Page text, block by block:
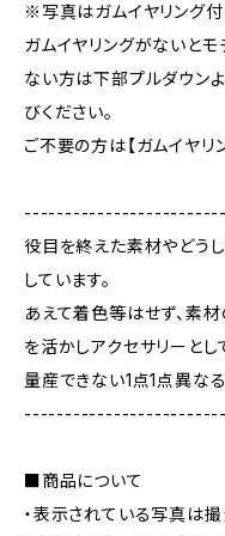
※写真はガムイヤリング付
ガムイヤリングがないと
ない方は下部プルダウン
びください。
ご不要の方は【ガムイヤリ
役目を終えた素材やどう
しています。
あえて着色等はせず、素
を活かしアクセサリーとし
量産できない1点1点異な
■商品について
・表示されている写真は